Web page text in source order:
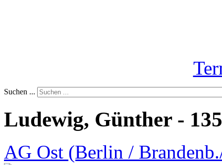
Suchen ...
Ludewig, Günther -
AG Ost (Berlin /